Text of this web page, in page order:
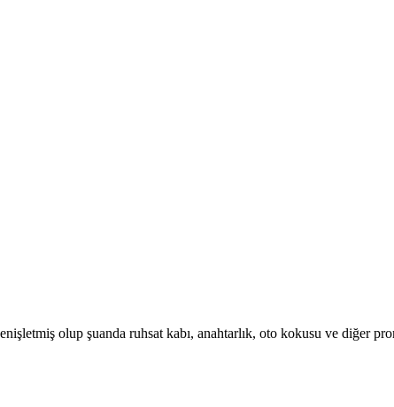
olup şuanda ruhsat kabı, anahtarlık, oto kokusu ve diğer